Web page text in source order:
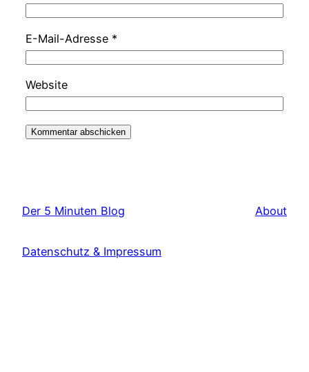
E-Mail-Adresse *
Website
Der 5 Minuten Blog About
Datenschutz & Impressum